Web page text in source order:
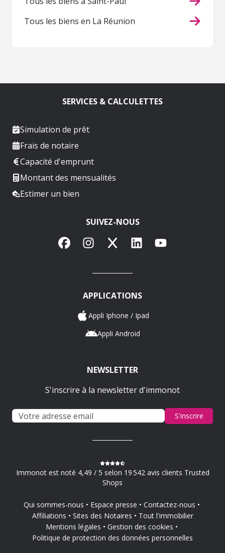
Tous les biens en La Réunion
SERVICES & CALCULETTES
Simulation de prêt
Frais de notaire
Capacité d'emprunt
Montant des mensualités
Estimer un bien
SUIVEZ-NOUS
FacebookInstagram
X LinkedInYouTube
APPLICATIONS
Appli Iphone / Ipad
Appli Android
NEWSLETTER
S'inscrire à la newsletter d'immonot
S'inscrire
Immonot est noté 4,49 / 5 selon 19 542 avis clients Trusted
Shops
Qui sommes-nous Espace presse
Contactez-nous
Affiliations
Sites des Notaires
Tout l'immobilier
Mentions légales
Gestion des cookies
Politique de protection des données personnelles